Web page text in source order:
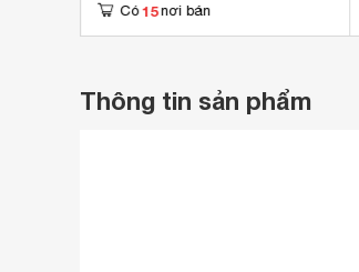
Có 15 nơi bán
Thông tin sản phẩm